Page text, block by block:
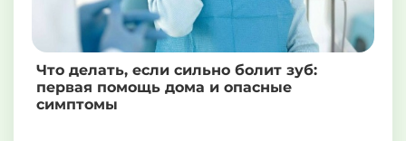
Что делать, если сильно болит зуб:
первая помощь дома и опасные
симптомы